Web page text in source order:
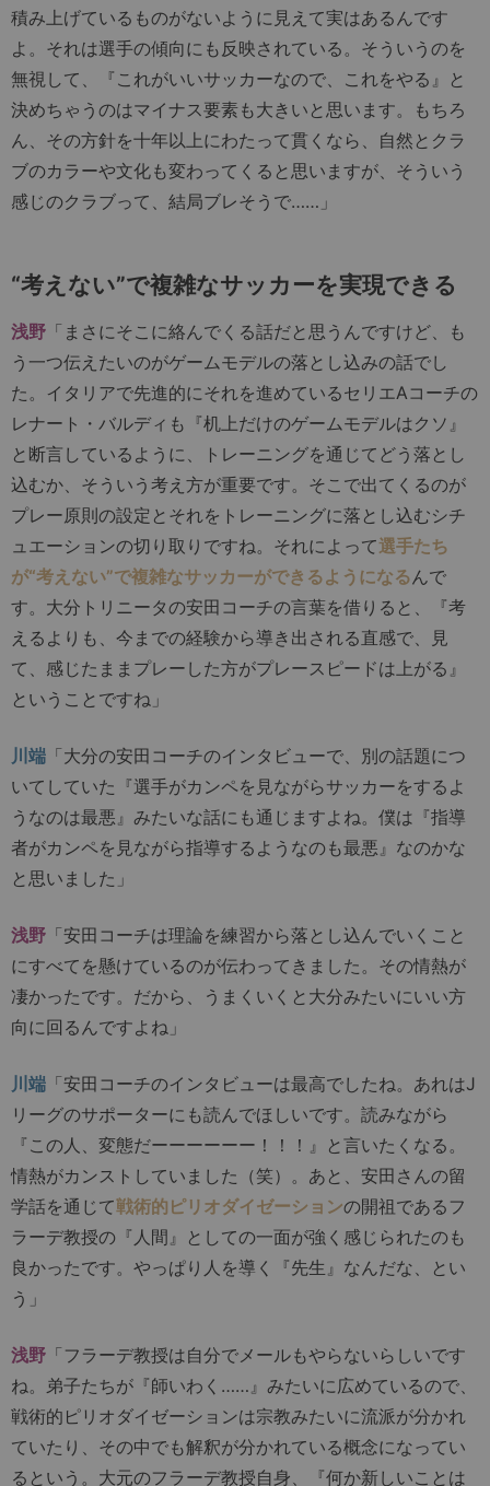
積み上げているものがないように見えて実はあるんです
よ。それは選手の傾向にも反映されている。そういうのを
無視して、『これがいいサッカーなので、これをやる』と
決めちゃうのはマイナス要素も大きいと思います。もちろ
ん、その方針を十年以上にわたって貫くなら、自然とクラ
ブのカラーや文化も変わってくると思いますが、そういう
感じのクラブって、結局ブレそうで……」
“考えない”で複雑なサッカーを実現できる
浅野 「まさにそこに絡んでくる話だと思うんですけど、も
う一つ伝えたいのがゲームモデルの落とし込みの話でし
た。イタリアで先進的にそれを進めているセリエAコーチの
レナート・バルディも『机上だけのゲームモデルはクソ』
と断言しているように、トレーニングを通じてどう落とし
込むか、そういう考え方が重要です。そこで出てくるのが
プレー原則の設定とそれをトレーニングに落とし込むシチ
ュエーションの切り取りですね。それによって選手たち
が“考えない”で複雑なサッカーができるようになるんで
す。大分トリニータの安田コーチの言葉を借りると、『考
えるよりも、今までの経験から導き出される直感で、見
て、感じたままプレーした方がプレースピードは上がる』
ということですね」
川端 「大分の安田コーチのインタビューで、別の話題につ
いてしていた『選手がカンペを見ながらサッカーをするよ
うなのは最悪』みたいな話にも通じますよね。僕は『指導
者がカンペを見ながら指導するようなのも最悪』なのかな
と思いました」
浅野 「安田コーチは理論を練習から落とし込んでいくこと
にすべてを懸けているのが伝わってきました。その情熱が
凄かったです。だから、うまくいくと大分みたいにいい方
向に回るんですよね」
川端 「安田コーチのインタビューは最高でしたね。あれはJ
リーグのサポーターにも読んでほしいです。読みながら
『この人、変態だーーーーーー！！！』と言いたくなる。
情熱がカンストしていました（笑）。あと、安田さんの留
学話を通じて戦術的ピリオダイゼーションの開祖であるフ
ラーデ教授の『人間』としての一面が強く感じられたのも
良かったです。やっぱり人を導く『先生』なんだな、とい
う」
浅野 「フラーデ教授は自分でメールもやらないらしいです
ね。弟子たちが『師いわく……』みたいに広めているので、
戦術的ピリオダイゼーションは宗教みたいに流派が分かれ
ていたり、その中でも解釈が分かれている概念になってい
るという。大元のフラーデ教授自身、『何か新しいことは